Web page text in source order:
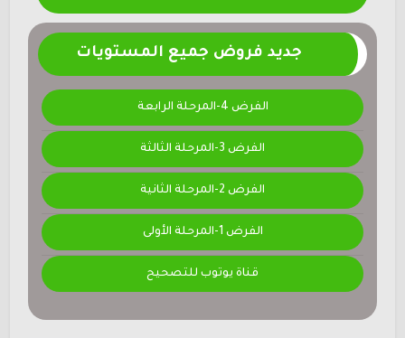
جديد فروض جميع المستويات
الفرض 4-المرحلة الرابعة
الفرض 3-المرحلة الثالثة
الفرض 2-المرحلة الثانية
الفرض 1-المرحلة الأولى
قناة يوتوب للتصحيح